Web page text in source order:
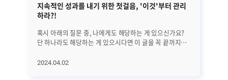
지속적인 성과를 내기 위한 첫걸음, '이것'부터 관리
하라?!
혹시 아래의 질문 중, 나에게도 해당하는 게 있으신가요?
단 하나라도 해당하는 게 있으시다면 이 글을 꼭 끝까지
의학적으로 밝혀낸 '지속적으로 성과를 만드는 방법'에
2024.04.02